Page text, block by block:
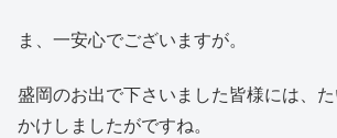
ま、一安心でございますが。
盛岡のお出で下さいました皆様には、
かけしましたがですね。